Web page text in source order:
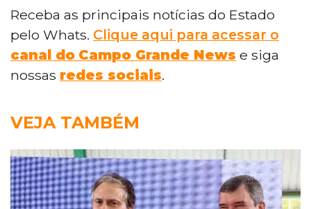
Receba as principais notícias do Estado
pelo Whats. Clique aqui para acessar o
canal do Campo Grande News e siga
nossas redes sociais.
VEJA TAMBÉM